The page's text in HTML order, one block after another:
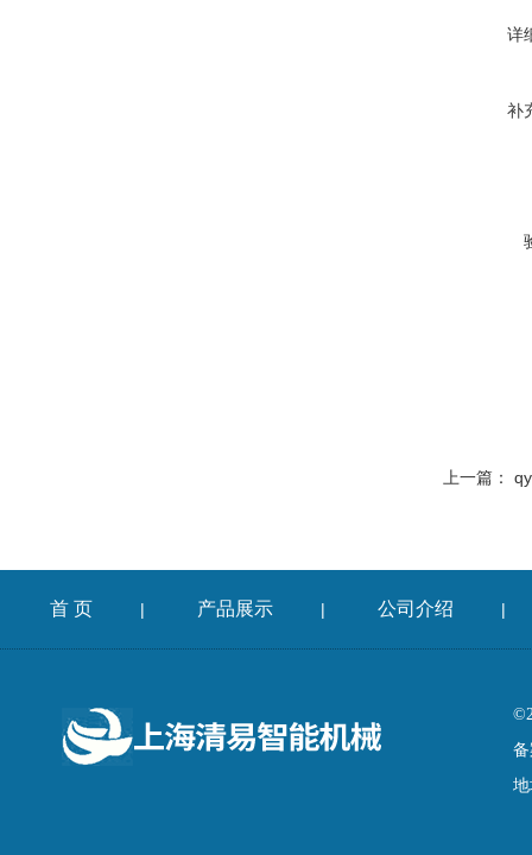
详
补
上一篇：
首 页 | 产品展示 | 公司介绍 |
备